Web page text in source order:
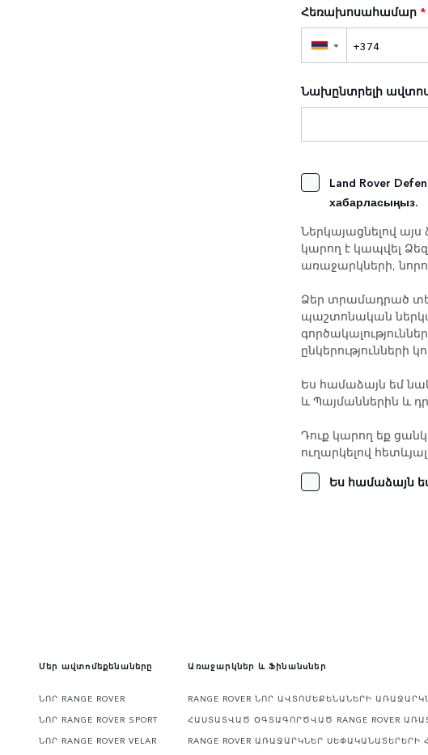
Հեռախոսահամար *
▼
Նախընտրելի
Land Rover
хабарласыңыз.
Ներկայացնելով այս
կարող է կապվել
առաջարկների,
Ձեր տրամադրած
պաշտոնական
ընկերությունների
Ես համաձայն եմ
և Պայմաններին և
Դուք կարող եք
ուղարկելով հետևյալ
Ես համաձայն
Մեր ավտոմեքենաները
ՆՈՐ RANGE ROVER
ՆՈՐ RANGE ROVER SPORT
ՆՈՐ RANGE ROVER VELAR
Առաջարկներ և Ֆինանսներ
RANGE ROVER ՆՈՐ ԱՎՏՈՄԵՔԵՆԱՆԵՐԻ
ՀԱՍՏԱՏՎԱԾ ՕԳՏԱԳՈՐԾՎԱԾ RANGE ROVER
RANGE ROVER ԱՌԱՋԱՐԿՆԵՐ ՍԵՓԱԿԱՆԱՏԵՐԵՐԻ